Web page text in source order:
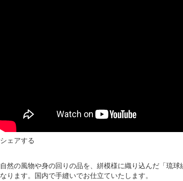
シェアする
自然の風物や身の回りの品を、絣模様に織り込んだ「琉
なります。国内で手縫いでお仕立ていたします。